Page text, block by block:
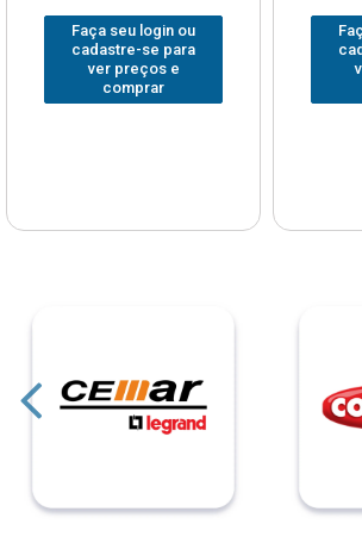
Faça seu login ou
cadastre-se para
ver preços e
comprar